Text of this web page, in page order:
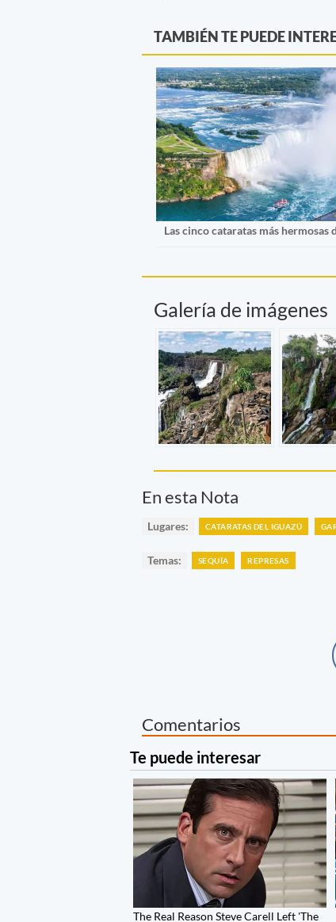
TAMBIÉN TE PUEDE
Las cinco cataratas más hermosas
Galería de imágenes
En esta Nota
Lugares: CATARATAS DEL IGUAZÚ
Temas: SEQUÍA REPRESAS
Comentarios